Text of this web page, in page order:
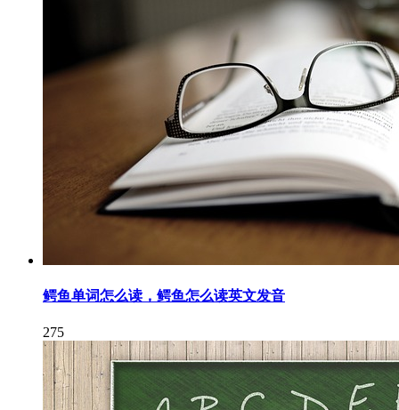
鳄鱼单词怎么读，鳄鱼怎么读英文发音
275